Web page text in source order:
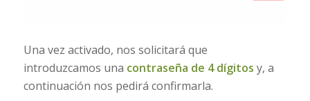
Una vez activado, nos solicitará que
introduzcamos una contraseña de 4 dígitos y, a
continuación nos pedirá confirmarla.